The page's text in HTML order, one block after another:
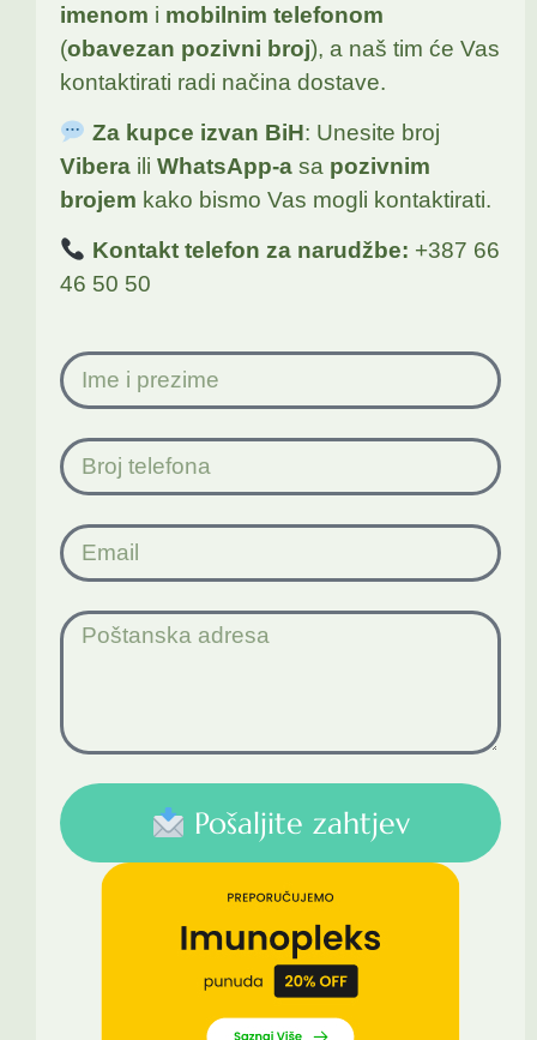
imenom i mobilnim telefonom
(obavezan pozivni broj), a naš tim će Vas
kontaktirati radi načina dostave.
Za kupce izvan BiH: Unesite broj
Vibera ili WhatsApp-a sa pozivnim
brojem kako bismo Vas mogli kontaktirati.
Kontakt telefon za narudžbe: +387 66
46 50 50
Pošaljite zahtjev